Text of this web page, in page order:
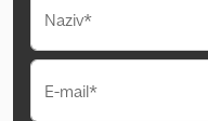
Naziv*
E-mail*